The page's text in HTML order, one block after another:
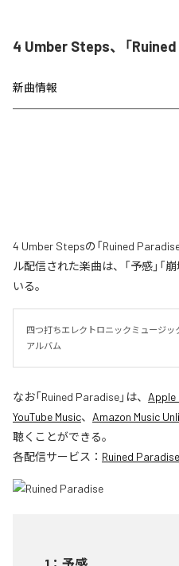
4 Umber Steps、「
新曲情報
4 Umber Stepsの「Ruined
ル配信された楽曲は、「予感」「
いる。
四つ打ちエレクトロニックミュージ
アルバム
なお「Ruined Paradise」は、 Apple
YouTube Music、 Amazon Music
聴くことができる。
各配信サービス： Ruined Paradise